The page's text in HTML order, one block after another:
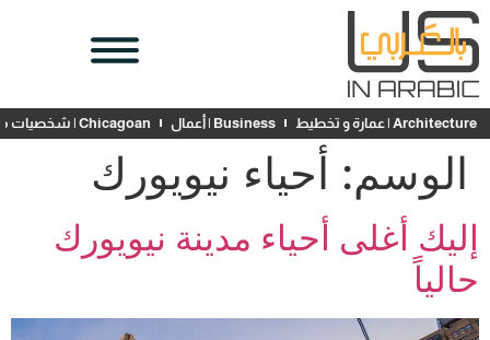
Architecture | عمارة و تخطيط Business | أعمال Chicagoan | شخصيات محلية
الوسم: أحياء نيويورك
إليك أغلى أحياء مدينة نيويورك
حالياً